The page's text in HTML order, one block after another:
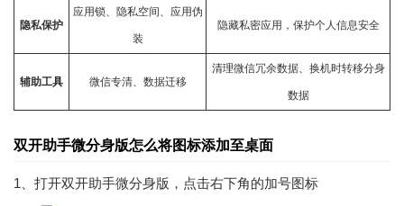
隐私保护
应用锁、隐私空间、应用伪
装
隐藏私密应用，保护个人信息安全
辅助工具 微信专清、数据迁移
清理微信冗余数据、换机时转移分身
数据
双开助手微分身版怎么将图标添加至桌面
1、打开双开助手微分身版，点击右下角的加号图标